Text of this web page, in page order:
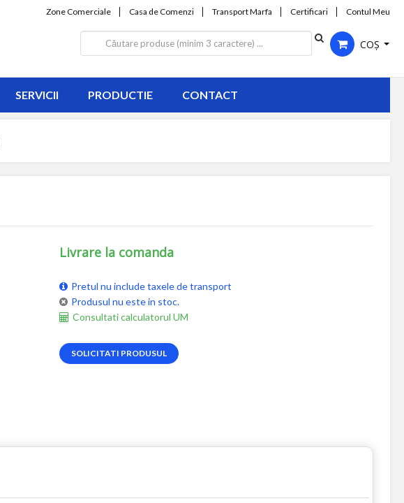
Zone Comerciale Casa de Comenzi Transport Marfa Certificari Contul Meu
COȘ
SERVICII PRODUCTIE CONTACT
Livrare la comanda
Pretul nu include taxele de transport
Produsul nu este in stoc.
Consultati calculatorul UM
SOLICITATI PRODUSUL